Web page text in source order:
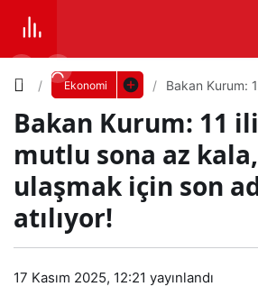
Ekonomi
Bakan Kurum:
adımlar atılıyor!
Bakan Kurum: 11
mutlu sona az
ulaşmak için son
atılıyor!
17 Kasım 2025, 12:21 yayınlandı
Bak
Kur
Yazı
Boyutunu
Ayarla
Küçük 100% Dev